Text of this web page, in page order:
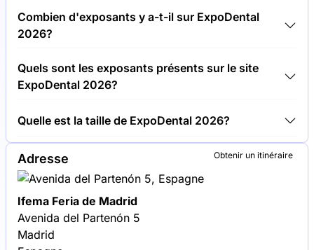
Environ 30 000 personnes participent au site
ExpoDental 2026.
Combien d'exposants y a-t-il sur ExpoDental
2026?
Environ 350 exposants sont présents sur le site
ExpoDental 2026.
Quels sont les exposants présents sur le site
ExpoDental 2026?
partie des entreprises qui exposent sur le site
ExpoDental 2026.
Quelle est la taille de ExpoDental 2026?
ExpoDental 2026 couvre une surface d'exposition
de 20 000 mètres carrés.
Obtenir un itinéraire
Adresse
Ifema Feria de Madrid
Avenida del Partenón 5
Madrid